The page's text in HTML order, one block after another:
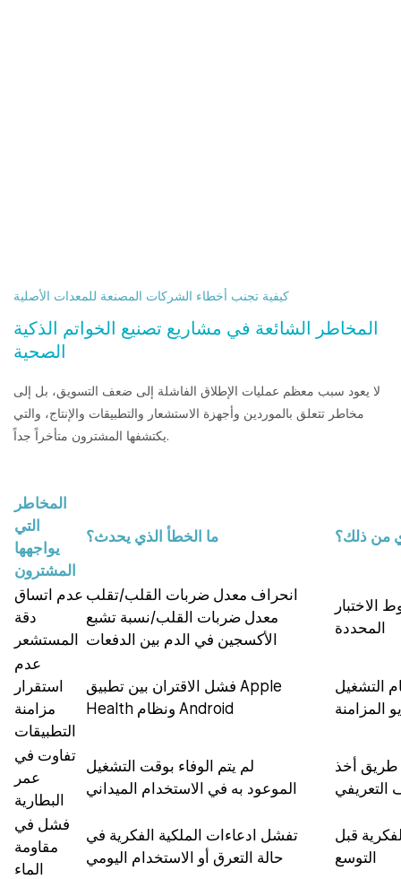
كيفية تجنب أخطاء الشركات المصنعة للمعدات الأصلية
المخاطر الشائعة في مشاريع تصنيع الخواتم الذكية
الصحية
لا يعود سبب معظم عمليات الإطلاق الفاشلة إلى ضعف التسويق، بل إلى
مخاطر تتعلق بالموردين وأجهزة الاستشعار والتطبيقات والإنتاج، والتي
يكتشفها المشترون متأخراً جداً.
المخاطر
التي
يواجهها
المشترون
ما الخطأ الذي يحدث؟ من ذلك؟
عدم اتساق
دقة
المستشعر
انحراف معدل ضربات القلب/تقلب
معدل ضربات القلب/نسبة تشبع
الأكسجين في الدم بين الدفعات
المحددة
عدم
استقرار
مزامنة
التطبيقات
فشل الاقتران بين تطبيق Apple
Health ونظام Android
التشغيل
المزامنة
تفاوت في
عمر
البطارية
لم يتم الوفاء بوقت التشغيل
الموعود به في الاستخدام الميداني
طريق أخذ
التعريفي
فشل في
مقاومة
الماء
تفشل ادعاءات الملكية الفكرية في
حالة التعرق أو الاستخدام اليومي
قبل
التوسع